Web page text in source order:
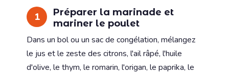
1
Préparer la marinade et
mariner le poulet
Dans un bol ou un sac de congélation, mélangez
le jus et le zeste des citrons, l'ail râpé, l'huile
d'olive, le thym, le romarin, l'origan, le paprika, le